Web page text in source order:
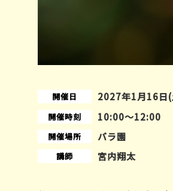
開催日 2027年1月16日
開催時刻 10:00〜12:00
開催場所 バラ園
講師 宮内翔太